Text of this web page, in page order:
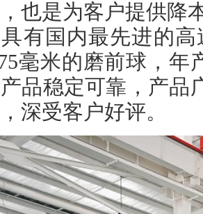
也是为客户提供降
有国内最先进的
毫米的磨前球，年
品稳定可靠，产品
深受客户好评。